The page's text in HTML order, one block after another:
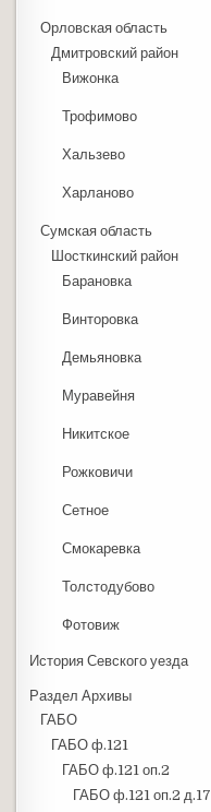
Орловская область
Дмитровский район
Вижонка
Трофимово
Хальзево
Харланово
Сумская область
Шосткинский район
Барановка
Винторовка
Демьяновка
Муравейня
Никитское
Рожковичи
Сетное
Смокаревка
Толстодубово
Фотовиж
История Севского уезда
Раздел Архивы
ГАБО
ГАБО ф.121
ГАБО ф.121 оп.2
ГАБО ф.121 оп.2 д.17